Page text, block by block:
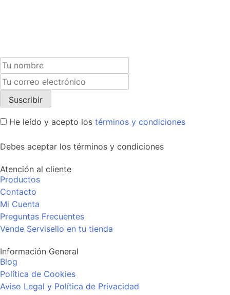
He leído y acepto los términos y condiciones
Debes aceptar los términos y condiciones
Atención al cliente
Productos
Contacto
Mi Cuenta
Preguntas Frecuentes
Vende Servisello en tu tienda
Información General
Blog
Política de Cookies
Aviso Legal y Política de Privacidad